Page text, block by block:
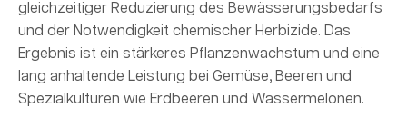
gleichzeitiger Reduzierung des Bewässerungsbedarfs
und der Notwendigkeit chemischer Herbizide. Das
Ergebnis ist ein stärkeres Pflanzenwachstum und eine
lang anhaltende Leistung bei Gemüse, Beeren und
Spezialkulturen wie Erdbeeren und Wassermelonen.